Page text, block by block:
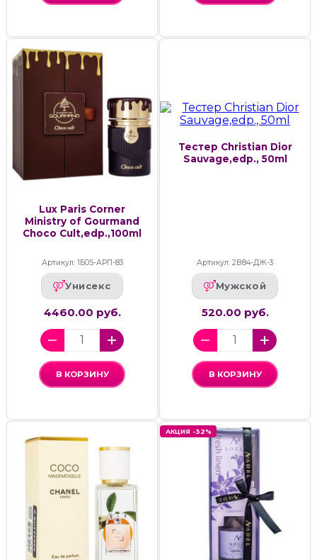
Lux Paris Corner
Ministry of Gourmand
Choco Cult,edp.,100ml
Артикул: 1Б05-АРП-83
Унисекс
4460.00 руб.
В КОРЗИНУ
Тестер Christian Dior
Sauvage,edp., 50ml
Артикул: 2В84-ДЖ-3
Мужской
520.00 руб.
В КОРЗИНУ
АКЦИЯ -32%